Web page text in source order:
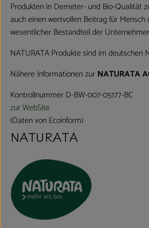
Produkten in Demeter- und Bio-Qualität
auch einen wertvollen Beitrag für
wesentlicher Bestandteil der
NATURATA Produkte sind im
Nähere Informationen zurNATURATA
Kontrollnummer D-BW-007-05177-BC
zur WebSite
(Daten von Ecoinform)
NATURATA